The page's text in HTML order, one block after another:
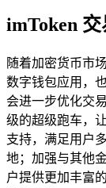
imToken
随着加密货币市
数字钱包应用，
会进一步优化交
级的超级跑车，
支持，满足用户
地；加强与其他
户提供更加丰富